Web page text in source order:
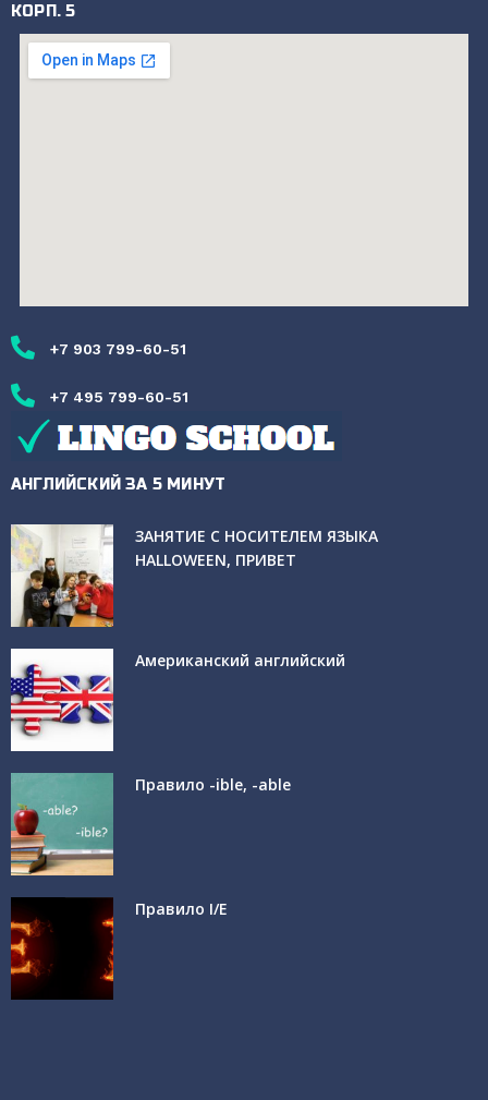
КОРП. 5
+7 903 799-60-51
+7 495 799-60-51
АНГЛИЙСКИЙ ЗА 5 МИНУТ
ЗАНЯТИЕ С НОСИТЕЛЕМ ЯЗЫКА
HALLOWEEN, ПРИВЕТ
Американский английский
Правило -ible, -able
Правило I/E